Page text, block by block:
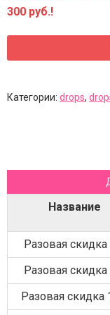
300 руб.!
Категории: drops,
Название
Разовая скидка
Разовая скидка
Разовая скидка